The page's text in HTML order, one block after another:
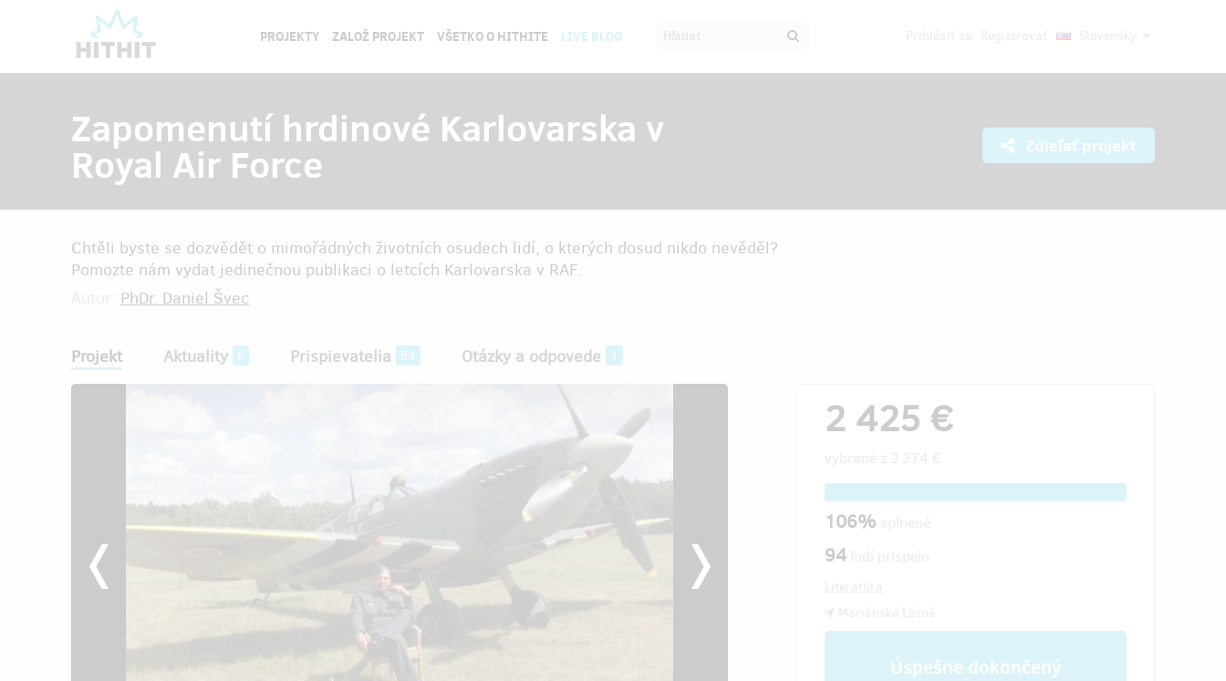
PROJEKTY ZALOŽ PROJEKT VŠETKO O HITHITE LIVE BLOG
Zapomenutí hrdinové Karlovarska v
Royal Air Force Zdieľať projekt
Chtěli byste se dozvědět o mimořádných životních osudech lidí, o kterých dosud nikdo nevěděl?
Pomozte nám vydat jedinečnou publikaci o letcích Karlovarska v RAF.
PhDr. Daniel Švec
Projekt Aktuality 6 Prispievatelia 94 Otázky a odpovede 1
2 425 €
106%
94
Úspešne dokončený